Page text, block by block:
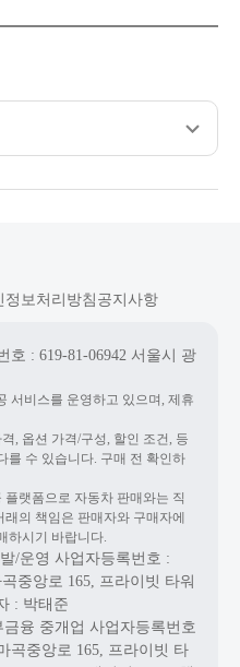
정보처리방침 공지사항
: 619-81-06942 서울시 광
서비스를 운영하고 있으며, 제휴
, 옵션 가격/구성, 할인 조건, 등
를 수 있습니다. 구매 전 확인하
랫폼으로 자동차 판매와는 직
의 책임은 판매자와 구매자에
하시기 바랍니다.
/운영 사업자등록번호 :
중앙로 165, 프라이빗 타워
: 박태준
융 중개업 사업자등록번호
곡중앙로 165, 프라이빗 타